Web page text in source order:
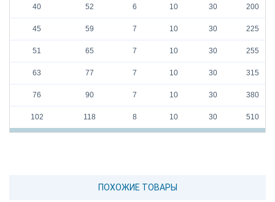
40 52 6 10 30 200
45 59 7 10 30 225
51 65 7 10 30 255
63 77 7 10 30 315
76 90 7 10 30 380
102 118 8 10 30 510
ПОХОЖИЕ ТОВАРЫ